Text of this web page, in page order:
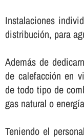
Instalaciones
distribución, para
Además de
de calefacción en
de todo tipo de
gas natural o
Teniendo el